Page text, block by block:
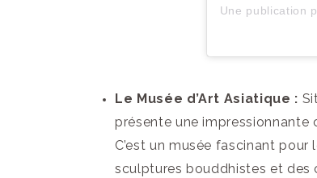
Le Musée d’Art Asiatique :
présente une impressionnante
C’est un musée fascinant pour
sculptures bouddhistes et des